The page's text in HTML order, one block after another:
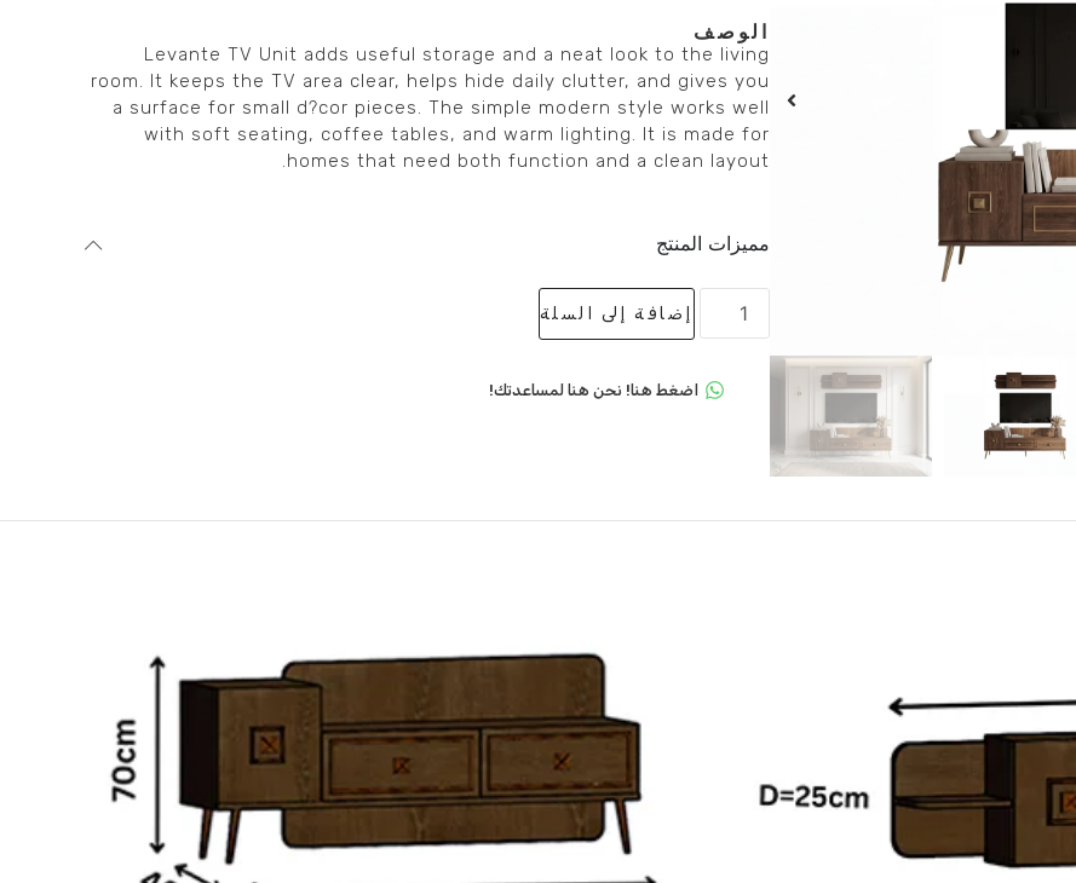
الوصف
Levante TV Unit adds useful storage and a neat look to the living
room. It keeps the TV area clear, helps hide daily clutter, and gives you
a surface for small d?cor pieces. The simple modern style works well
with soft seating, coffee tables, and warm lighting. It is made for
homes that need both function and a clean layout.
مميزات المنتج
إضافة إلى السلة
اضغط هنا! نحن هنا لمساعدتك!